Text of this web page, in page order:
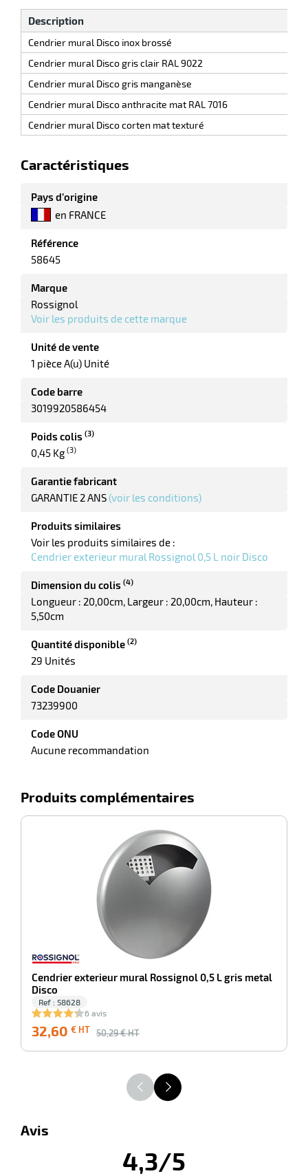
Description
Cendrier mural Disco inox brossé
Cendrier mural Disco gris clair RAL 9022
Cendrier mural Disco gris manganèse
Cendrier mural Disco anthracite mat RAL 7016
Cendrier mural Disco corten mat texturé
Caractéristiques
Pays d’origine
en FRANCE
Référence
58645
Marque
Rossignol
Voir les produits de cette marque
Unité de vente
1 pièce A(u) Unité
Code barre
3019920586454
Poids colis (3)
0,45 Kg (3)
Garantie fabricant
GARANTIE 2 ANS (voir les conditions)
Produits similaires
Voir les produits similaires de :
Cendrier exterieur mural Rossignol 0,5 L noir Disco
Dimension du colis (4)
Longueur : 20,00cm Largeur : 20,00cm Hauteur :
5,50cm
Quantité disponible (2)
29 Unités
Code Douanier
73239900
Code ONU
Aucune recommandation
Produits complémentaires
Cendrier exterieur mural Rossignol 0,5 L gris metal
Disco
Ref : 58628
6 avis
32,60 € HT 50,29 € HT
Avis
4,3/5